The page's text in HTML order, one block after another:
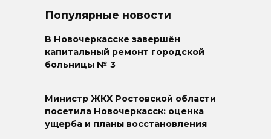
Популярные новости
В Новочеркасске завершён
капитальный ремонт городской
больницы № 3
Министр ЖКХ Ростовской области
посетила Новочеркасск: оценка
ущерба и планы восстановления